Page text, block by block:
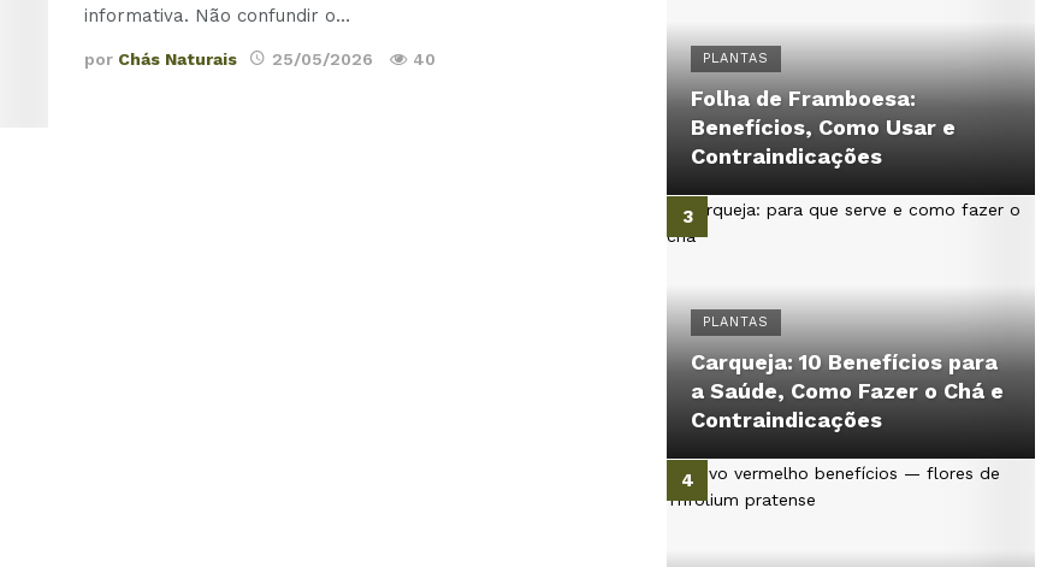
informativa. Não confundir o…
por Chás Naturais 25/05/2026 40 PLANTAS
Folha de Framboesa:
Benefícios, Como Usar e
Contraindicações
PLANTAS
Carqueja: 10 Benefícios para
a Saúde, Como Fazer o Chá e
Contraindicações